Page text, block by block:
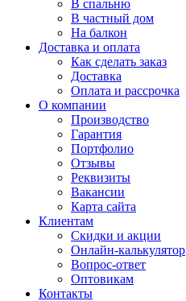
В спальню
В частный дом
На балкон
Доставка и оплата
Как сделать заказ
Доставка
Оплата и рассрочка
О компании
Производство
Гарантия
Портфолио
Отзывы
Реквизиты
Вакансии
Карта сайта
Клиентам
Скидки и акции
Онлайн-калькулятор
Вопрос-ответ
Оптовикам
Контакты